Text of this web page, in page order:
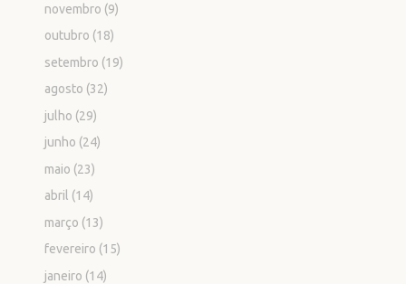
novembro (9)
outubro (18)
setembro (19)
agosto (32)
julho (29)
junho (24)
maio (23)
abril (14)
março (13)
fevereiro (15)
janeiro (14)